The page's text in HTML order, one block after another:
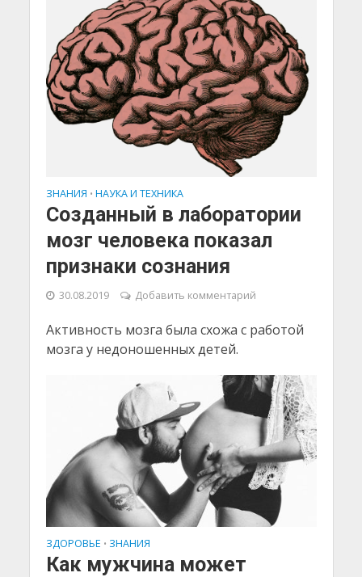
ЗНАНИЯ • НАУКА И ТЕХНИКА
Созданный в лаборатории
мозг человека показал
признаки сознания
30.08.2019 Добавить комментарий
Активность мозга была схожа с работой
мозга у недоношенных детей.
ЗДОРОВЬЕ • ЗНАНИЯ
Как мужчина может